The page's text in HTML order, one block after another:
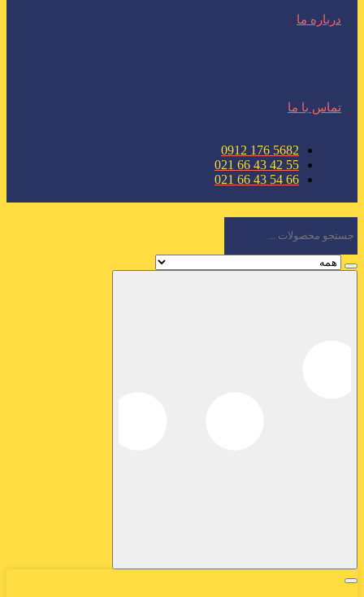
درباره ما
تماس با ما
5682 176 0912
55 42 43 66 021
66 54 43 66 021